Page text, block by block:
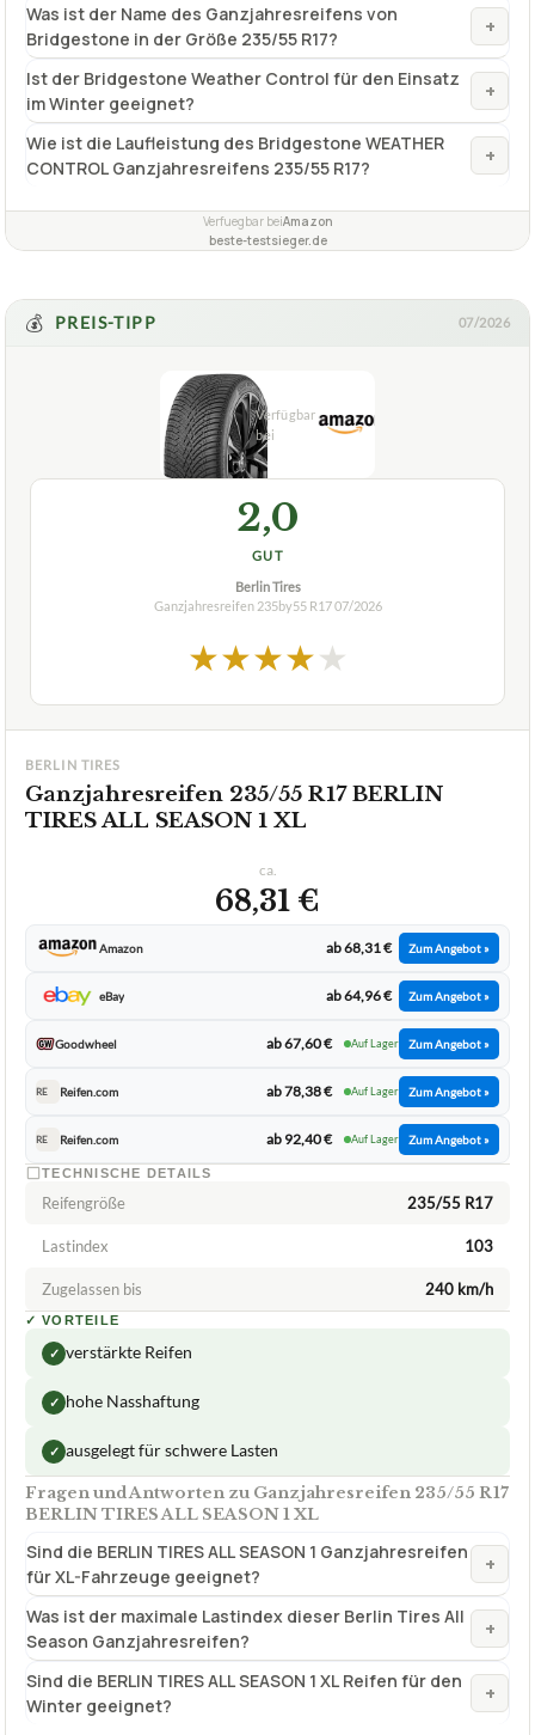
Was ist der Name des Ganzjahresreifens von
Bridgestone in der Größe 235/55 R17?
+
Ist der Bridgestone Weather Control für den Einsatz
im Winter geeignet?
+
Wie ist die Laufleistung des Bridgestone WEATHER
CONTROL Ganzjahresreifens 235/55 R17?
+
Verfuegbar beiAmazon
beste-testsieger.de
💰 PREIS-TIPP 07/2026
2,0
GUT
Berlin Tires
Ganzjahresreifen 235by55 R1707/2026
★★★★★
BERLIN TIRES
Ganzjahresreifen 235/55 R17 BERLIN
TIRES ALL SEASON 1 XL
ca.
68,31 €
Amazon ab 68,31 € Zum Angebot »
eBay ab 64,96 € Zum Angebot »
Goodwheel ab 67,60 € Auf Lager Zum Angebot »
RE Reifen.com ab 78,38 € Auf Lager Zum Angebot »
RE Reifen.com ab 92,40 € Auf Lager Zum Angebot »
TECHNISCHE DETAILS
Reifengröße 235/55 R17
Lastindex 103
Zugelassen bis 240 km/h
✓ VORTEILE
✓ verstärkte Reifen
✓ hohe Nasshaftung
✓ ausgelegt für schwere Lasten
Fragen und Antworten zu Ganzjahresreifen 235/55 R17
BERLIN TIRES ALL SEASON 1 XL
Sind die BERLIN TIRES ALL SEASON 1 Ganzjahresreifen
für XL-Fahrzeuge geeignet?
+
Was ist der maximale Lastindex dieser Berlin Tires All
Season Ganzjahresreifen?
+
Sind die BERLIN TIRES ALL SEASON 1 XL Reifen für den
Winter geeignet?
+